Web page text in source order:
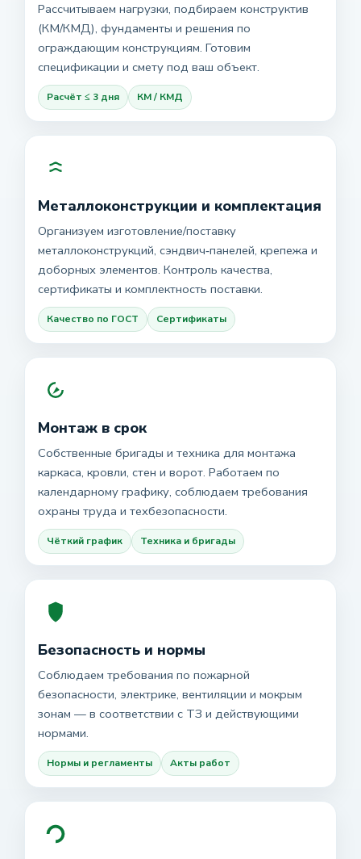
Рассчитываем нагрузки, подбираем конструктив
(КМ/КМД), фундаменты и решения по
ограждающим конструкциям. Готовим
спецификации и смету под ваш объект.
Расчёт ≤ 3 дня КМ / КМД
Металлоконструкции и комплектация
Организуем изготовление/поставку
металлоконструкций, сэндвич‑панелей, крепежа и
доборных элементов. Контроль качества,
сертификаты и комплектность поставки.
Качество по ГОСТ Сертификаты
Монтаж в срок
Собственные бригады и техника для монтажа
каркаса, кровли, стен и ворот. Работаем по
календарному графику, соблюдаем требования
охраны труда и техбезопасности.
Чёткий график Техника и бригады
Безопасность и нормы
Соблюдаем требования по пожарной
безопасности, электрике, вентиляции и мокрым
зонам — в соответствии с ТЗ и действующими
нормами.
Нормы и регламенты Акты работ